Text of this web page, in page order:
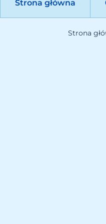
Strona główna
Strona